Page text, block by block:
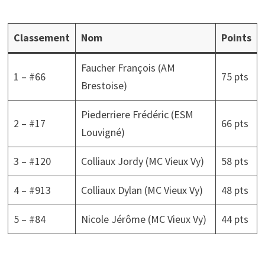
Classement Nom Points
1 – #66
Faucher François (AM
Brestoise)
75 pts
2 – #17
Piederriere Frédéric (ESM
Louvigné)
66 pts
3 – #120 Colliaux Jordy (MC Vieux Vy) 58 pts
4 – #913 Colliaux Dylan (MC Vieux Vy) 48 pts
5 – #84 Nicole Jérôme (MC Vieux Vy) 44 pts